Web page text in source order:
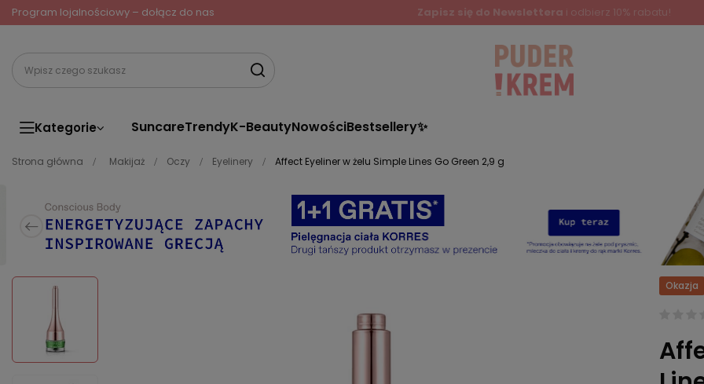
Program lojalnościowy – dołącz do nas
Kategorie SuncareTrendyK-BeautyNowościBestsellery✨
Strona główna Makijaż Oczy Eyelinery Affect Eyeliner w żelu Simple Lines Go Green 2,9 g
Okazja